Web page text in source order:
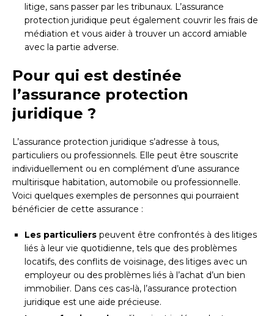
litige, sans passer par les tribunaux. L’assurance
protection juridique peut également couvrir les frais de
médiation et vous aider à trouver un accord amiable
avec la partie adverse.
Pour qui est destinée
l’assurance protection
juridique ?
L’assurance protection juridique s’adresse à tous,
particuliers ou professionnels. Elle peut être souscrite
individuellement ou en complément d’une assurance
multirisque habitation, automobile ou professionnelle.
Voici quelques exemples de personnes qui pourraient
bénéficier de cette assurance :
Les particuliers peuvent être confrontés à des litiges
liés à leur vie quotidienne, tels que des problèmes
locatifs, des conflits de voisinage, des litiges avec un
employeur ou des problèmes liés à l’achat d’un bien
immobilier. Dans ces cas-là, l’assurance protection
juridique est une aide précieuse.